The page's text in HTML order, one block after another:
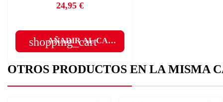
Precio
24,95 €
shopping_cart
AÑADIR AL CARRITO
OTROS PRODUCTOS EN LA MISMA